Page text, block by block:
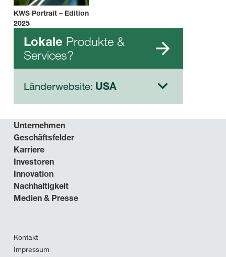
KWS Portrait – Edition
2025
Lokale Produkte &
Services?
Länderwebsite: USA
Unternehmen
Geschäftsfelder
Karriere
Investoren
Innovation
Nachhaltigkeit
Medien & Presse
Kontakt
Impressum